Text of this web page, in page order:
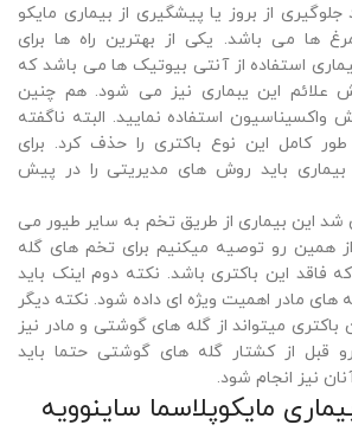
از بروز یا پیشگیری از بیماری مایکو
ها می باشد. یکی از بهترین راه ها برای
استفاده از آنتی بیوتیک ها می باشد که
این یبماری نیز می شود. هم چنین
استفاده نمایید. البته ناگفته
کامل این نوع باکتری را حذف کرد. برای
بیماری باید روش های مدیریتی را در پیش
شد این بیماری از طریق تخم به سایر طیور می
از همین رو توصیه میکنیم برای تخم های گله
فاقد این باکتری باشد. نکته دوم اینک باید
مادر اهمیت ویژه ای داده شود. نکته دیگر
میتواند از گله های گوشتی و مادر نیز
رو قبل از کشتار گله های گوشتی حتما باید
نیز انجام شود.
مایکوپلاسما ساینوویه